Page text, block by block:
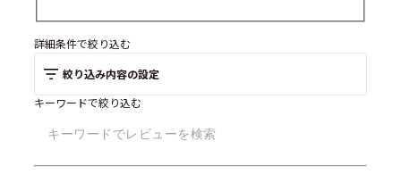
詳細条件で絞り込む
絞り込み内容の設定
キーワードで絞り込む